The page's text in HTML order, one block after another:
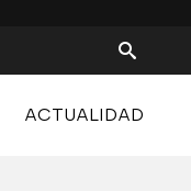
ACTUALIDAD